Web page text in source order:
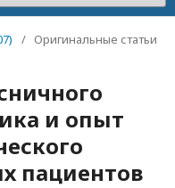
/ Оригинальные статьи
и опыт
пациентов